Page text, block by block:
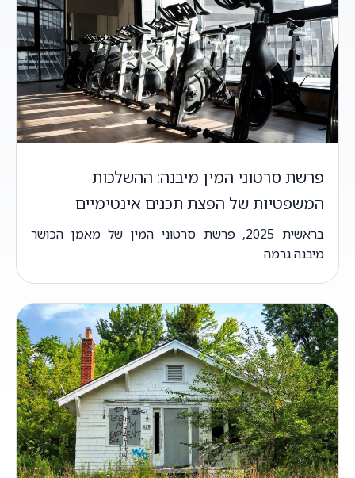
פרשת סרטוני המין מיבנה: ההשלכות
המשפטיות של הפצת תכנים אינטימיים
בראשית 2025, פרשת סרטוני המין של מאמן הכושר
מיבנה גרמה